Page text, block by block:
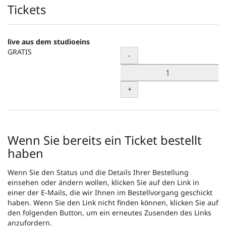
Produkte
Tickets
live aus dem studioeins
GRATIS
Menge
-
+
Wenn Sie bereits ein Ticket bestellt
haben
Wenn Sie den Status und die Details Ihrer Bestellung
einsehen oder ändern wollen, klicken Sie auf den Link in
einer der E-Mails, die wir Ihnen im Bestellvorgang geschickt
haben. Wenn Sie den Link nicht finden können, klicken Sie auf
den folgenden Button, um ein erneutes Zusenden des Links
anzufordern.